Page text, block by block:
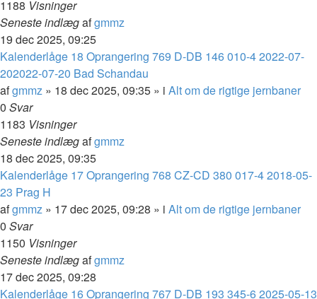
1188 Visninger
Seneste indlægafgmmz
19 dec 2025, 09:25
Kalenderlåge 18 Oprangering 769 D-DB 146 010-4 2022-07-
202022-07-20 Bad Schandau
afgmmz » 18 dec 2025, 09:35 » i Alt om de rigtige jernbaner
0 Svar
1183 Visninger
Seneste indlægafgmmz
18 dec 2025, 09:35
Kalenderlåge 17 Oprangering 768 CZ-CD 380 017-4 2018-05-
23 Prag H
afgmmz » 17 dec 2025, 09:28 » i Alt om de rigtige jernbaner
0 Svar
1150 Visninger
Seneste indlægafgmmz
17 dec 2025, 09:28
Kalenderlåge 16 Oprangering 767 D-DB 193 345-6 2025-05-13